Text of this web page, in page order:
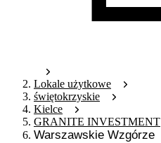
Lokale użytkowe
świętokrzyskie
Kielce
GRANITE INVESTMENT
Warszawskie Wzgórze